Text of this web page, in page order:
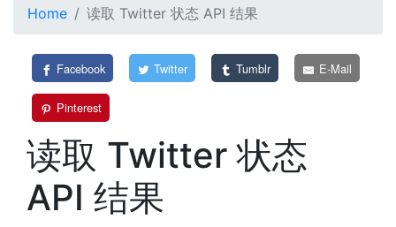
Home 读取 Twitter 状态 API 结果
Facebook Twitter Tumblr E-Mail
Pinterest
读取 Twitter 状态
API 结果